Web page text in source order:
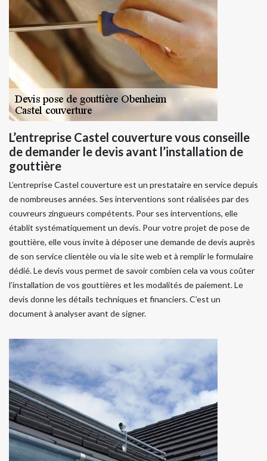
L’entreprise Castel couverture vous conseille
de demander le devis avant l’installation de
gouttière
L’entreprise Castel couverture est un prestataire en service depuis
de nombreuses années. Ses interventions sont réalisées par des
couvreurs zingueurs compétents. Pour ses interventions, elle
établit systématiquement un devis. Pour votre projet de pose de
gouttière, elle vous invite à déposer une demande de devis auprès
de son service clientèle ou via le site web et à remplir le formulaire
dédié. Le devis vous permet de savoir combien cela va vous coûter
l’installation de vos gouttières et les modalités de paiement. Le
devis donne les détails techniques et financiers. C’est un
document à analyser avant de signer.